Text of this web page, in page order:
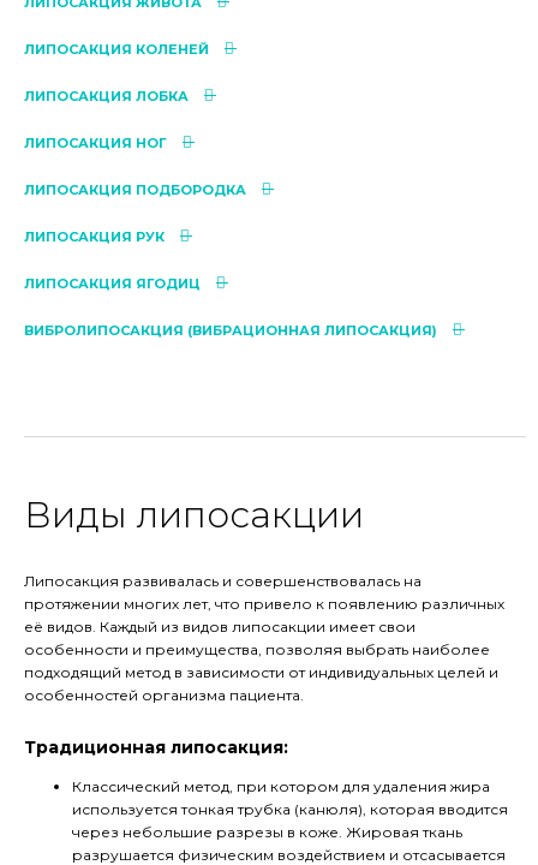
ЛИПОСАКЦИЯ КОЛЕНЕЙ
ЛИПОСАКЦИЯ ЛОБКА
ЛИПОСАКЦИЯ НОГ
ЛИПОСАКЦИЯ ПОДБОРОДКА
ЛИПОСАКЦИЯ РУК
ЛИПОСАКЦИЯ ЯГОДИЦ
ВИБРОЛИПОСАКЦИЯ (ВИБРАЦИОННАЯ ЛИПОСАКЦИЯ)
Виды липосакции
Липосакция развивалась и совершенствовалась на
протяжении многих лет, что привело к появлению различных
её видов. Каждый из видов липосакции имеет свои
особенности и преимущества, позволяя выбрать наиболее
подходящий метод в зависимости от индивидуальных целей и
особенностей организма пациента.
Традиционная липосакция:
Классический метод, при котором для удаления жира
используется тонкая трубка (канюля), которая вводится
через небольшие разрезы в коже. Жировая ткань
разрушается физическим воздействием и отсасывается